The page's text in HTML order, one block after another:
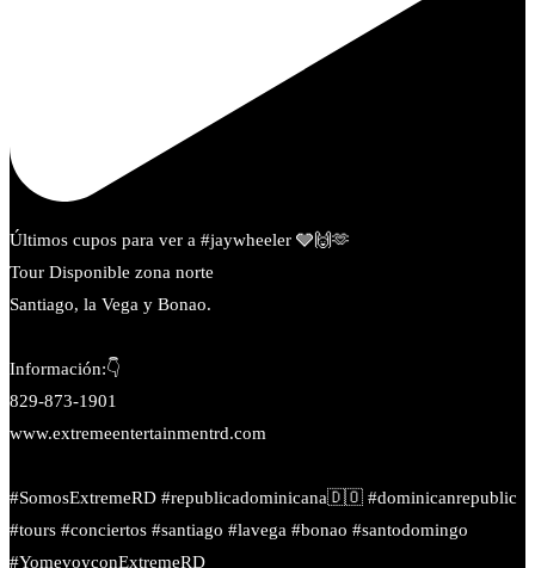
Últimos cupos para ver a #jaywheeler 🩶🙌🫶
Tour Disponible zona norte
Santiago, la Vega y Bonao.
Información:👇
829-873-1901
www.extremeentertainmentrd.com
#SomosExtremeRD #republicadominicana🇩🇴 #dominicanrepublic
#tours #conciertos #santiago #lavega #bonao #santodomingo
#YomevoyconExtremeRD